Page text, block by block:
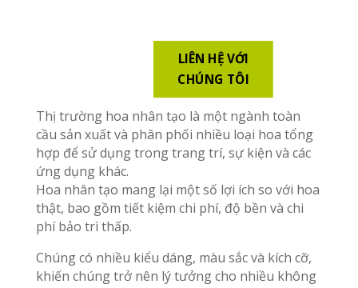
LIÊN HỆ VỚI
CHÚNG TÔI
Thị trường hoa nhân tạo là một ngành toàn
cầu sản xuất và phân phối nhiều loại hoa tổng
hợp để sử dụng trong trang trí, sự kiện và các
ứng dụng khác.
Hoa nhân tạo mang lại một số lợi ích so với hoa
thật, bao gồm tiết kiệm chi phí, độ bền và chi
phí bảo trì thấp.
Chúng có nhiều kiểu dáng, màu sắc và kích cỡ,
khiến chúng trở nên lý tưởng cho nhiều không